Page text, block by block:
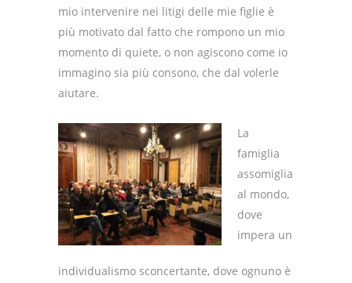
mio intervenire nei litigi delle mie figlie è
più motivato dal fatto che rompono un mio
momento di quiete, o non agiscono come io
immagino sia più consono, che dal volerle
aiutare.
La
famiglia
assomiglia
al mondo,
dove
impera un
individualismo sconcertante, dove ognuno è